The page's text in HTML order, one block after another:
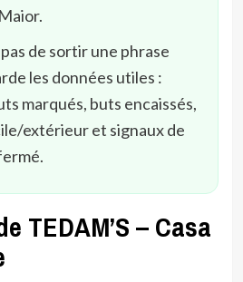
pas de sortir une phrase
les données utiles :
marqués, buts encaissés,
extérieur et signaux de
TEDAM’S – Casa